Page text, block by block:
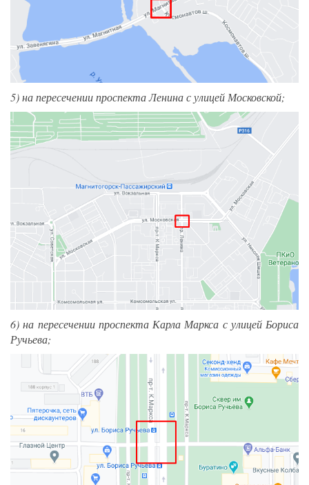
5) на пересечении проспекта Ленина с улицей Московской;
6) на пересечении проспекта Карла Маркса с улицей Бориса
Ручьева;